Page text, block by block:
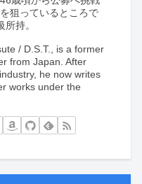
狙っているところで
持。
/ D.S.T., is a former
from Japan. After
he now writes
works under the